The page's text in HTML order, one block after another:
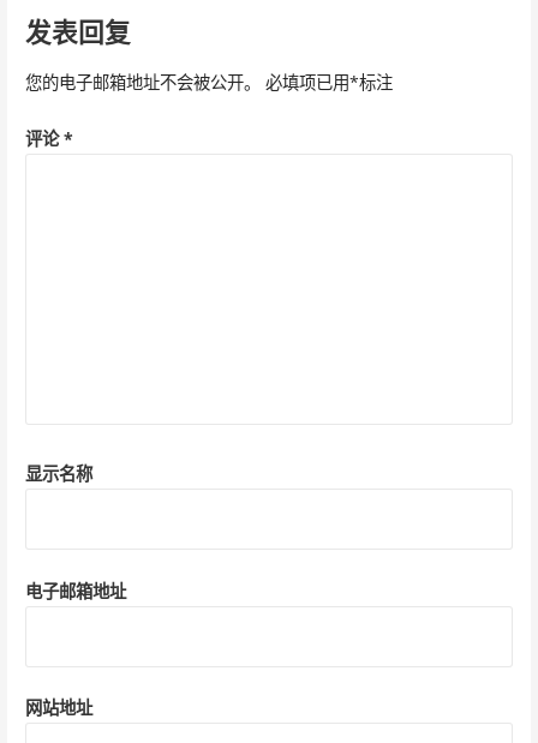
导
航
发表回复
您的电子邮箱地址不会被公开。 必填项已用*标注
评论*
显示名称
电子邮箱地址
网站地址